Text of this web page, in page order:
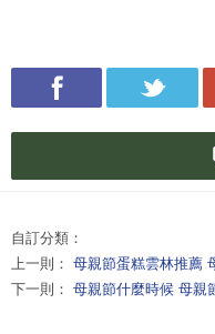
自訂分類：
上一則： 母親節蛋糕雲林推薦
下一則： 母親節什麼時候 母親